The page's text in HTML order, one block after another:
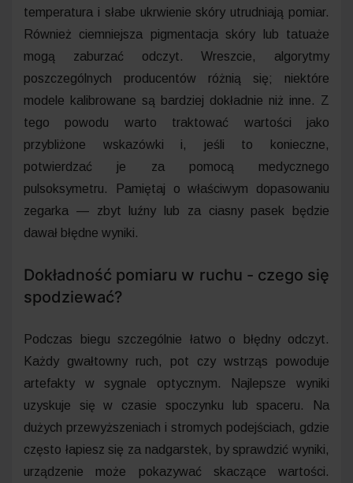
temperatura i słabe ukrwienie skóry utrudniają pomiar.
Również ciemniejsza pigmentacja skóry lub tatuaże
mogą zaburzać odczyt. Wreszcie, algorytmy
poszczególnych producentów różnią się; niektóre
modele kalibrowane są bardziej dokładnie niż inne. Z
tego powodu warto traktować wartości jako
przybliżone wskazówki i, jeśli to konieczne,
potwierdzać je za pomocą medycznego
pulsoksymetru. Pamiętaj o właściwym dopasowaniu
zegarka — zbyt luźny lub za ciasny pasek będzie
dawał błędne wyniki.
Dokładność pomiaru w ruchu - czego się
spodziewać?
Podczas biegu szczególnie łatwo o błędny odczyt.
Każdy gwałtowny ruch, pot czy wstrząs powoduje
artefakty w sygnale optycznym. Najlepsze wyniki
uzyskuje się w czasie spoczynku lub spaceru. Na
dużych przewyższeniach i stromych podejściach, gdzie
często łapiesz się za nadgarstek, by sprawdzić wyniki,
urządzenie może pokazywać skaczące wartości.